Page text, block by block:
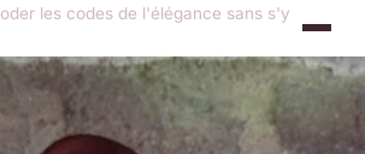
les codes de l'élégance sans s'y